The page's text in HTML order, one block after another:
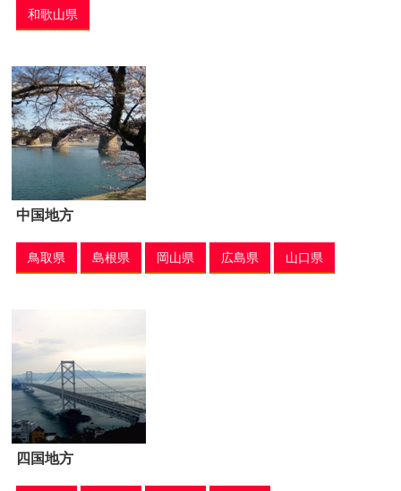
和歌山県
中国地方
鳥取県 島根県 岡山県 広島県 山口県
四国地方